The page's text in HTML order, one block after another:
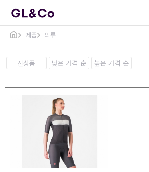
제품 의류
신상품 낮은 가격 순 높은 가격 순